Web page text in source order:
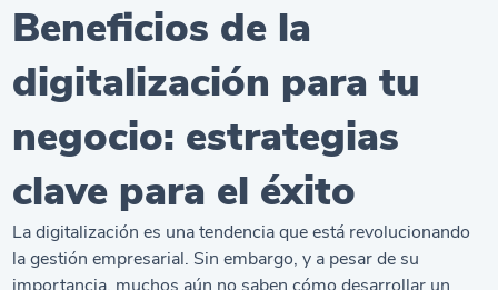
Beneficios de la
digitalización para tu
negocio: estrategias
clave para el éxito
La digitalización es una tendencia que está revolucionando
la gestión empresarial. Sin embargo, y a pesar de su